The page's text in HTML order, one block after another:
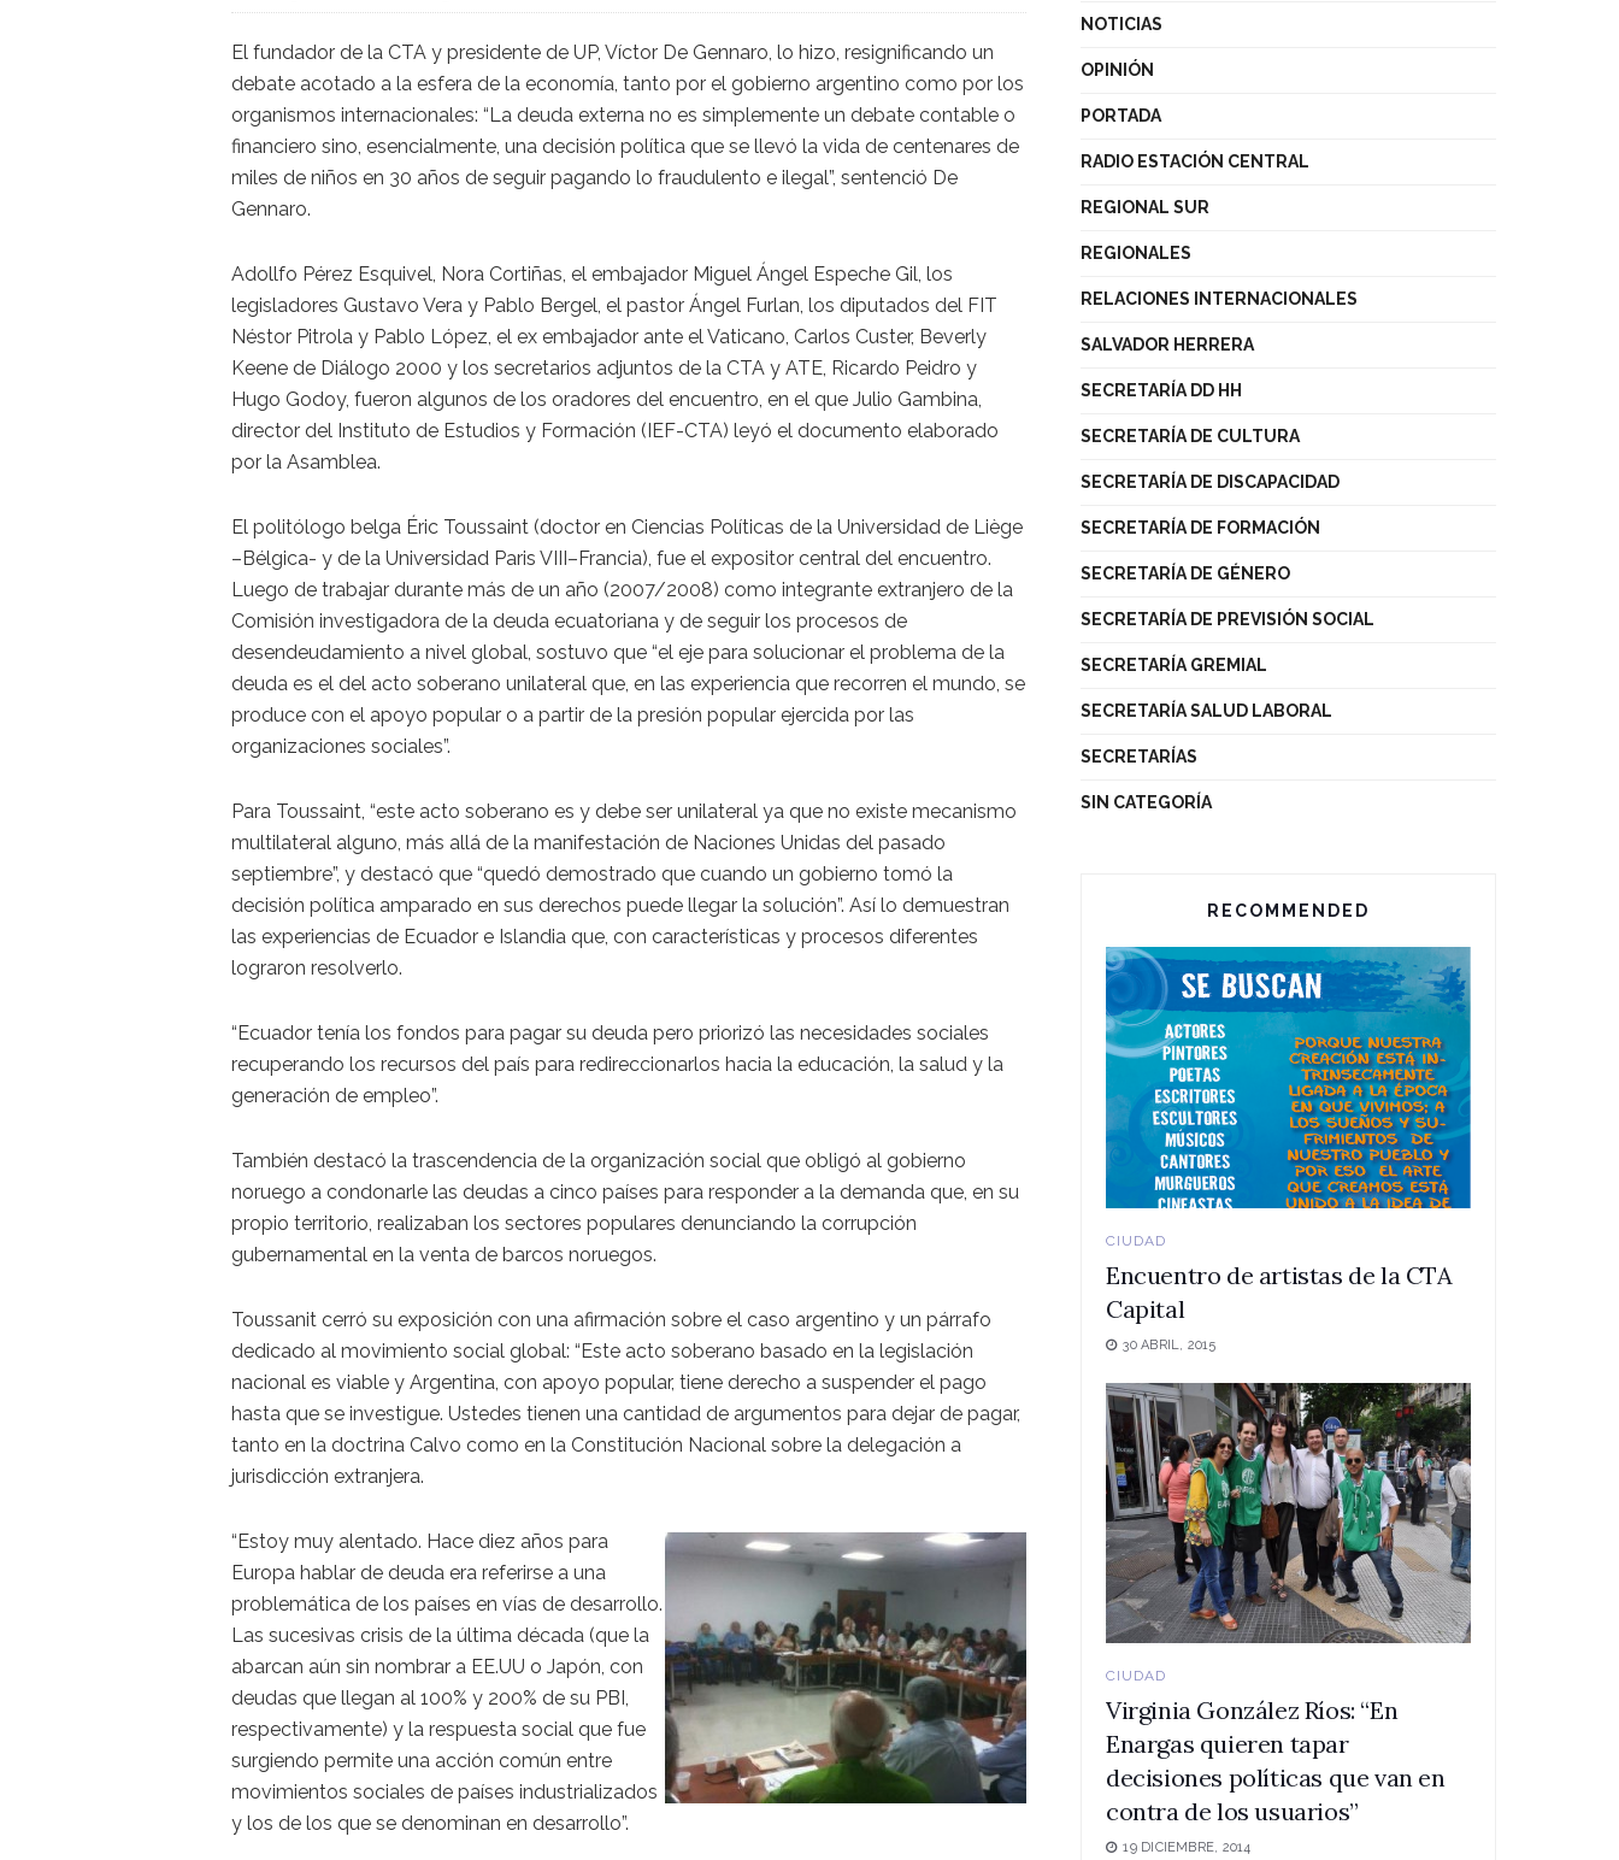
El fundador de la CTA y presidente de UP, Víctor De Gennaro, lo hizo, resignificando un
debate acotado a la esfera de la economía, tanto por el gobierno argentino como por los
organismos internacionales: “La deuda externa no es simplemente un debate contable o
financiero sino, esencialmente, una decisión política que se llevó la vida de centenares de
miles de niños en 30 años de seguir pagando lo fraudulento e ilegal”, sentenció De
Gennaro.
Adollfo Pérez Esquivel, Nora Cortiñas, el embajador Miguel Ángel Espeche Gil, los
legisladores Gustavo Vera y Pablo Bergel, el pastor Ángel Furlan, los diputados del FIT
Néstor Pitrola y Pablo López, el ex embajador ante el Vaticano, Carlos Custer, Beverly
Keene de Diálogo 2000 y los secretarios adjuntos de la CTA y ATE, Ricardo Peidro y
Hugo Godoy, fueron algunos de los oradores del encuentro, en el que Julio Gambina,
director del Instituto de Estudios y Formación (IEF-CTA) leyó el documento elaborado
por la Asamblea.
El politólogo belga Éric Toussaint (doctor en Ciencias Políticas de la Universidad de Liège
–Bélgica- y de la Universidad Paris VIII–Francia), fue el expositor central del encuentro.
Luego de trabajar durante más de un año (2007/2008) como integrante extranjero de la
Comisión investigadora de la deuda ecuatoriana y de seguir los procesos de
desendeudamiento a nivel global, sostuvo que “el eje para solucionar el problema de la
deuda es el del acto soberano unilateral que, en las experiencia que recorren el mundo, se
produce con el apoyo popular o a partir de la presión popular ejercida por las
organizaciones sociales”.
Para Toussaint, “este acto soberano es y debe ser unilateral ya que no existe mecanismo
multilateral alguno, más allá de la manifestación de Naciones Unidas del pasado
septiembre”, y destacó que “quedó demostrado que cuando un gobierno tomó la
decisión política amparado en sus derechos puede llegar la solución”. Así lo demuestran
las experiencias de Ecuador e Islandia que, con características y procesos diferentes
lograron resolverlo.
“Ecuador tenía los fondos para pagar su deuda pero priorizó las necesidades sociales
recuperando los recursos del país para redireccionarlos hacia la educación, la salud y la
generación de empleo”.
También destacó la trascendencia de la organización social que obligó al gobierno
noruego a condonarle las deudas a cinco países para responder a la demanda que, en su
propio territorio, realizaban los sectores populares denunciando la corrupción
gubernamental en la venta de barcos noruegos.
Toussanit cerró su exposición con una afirmación sobre el caso argentino y un párrafo
dedicado al movimiento social global: “Este acto soberano basado en la legislación
nacional es viable y Argentina, con apoyo popular, tiene derecho a suspender el pago
hasta que se investigue. Ustedes tienen una cantidad de argumentos para dejar de pagar,
tanto en la doctrina Calvo como en la Constitución Nacional sobre la delegación a
jurisdicción extranjera.
“Estoy muy alentado. Hace diez años para
Europa hablar de deuda era referirse a una
problemática de los países en vías de desarrollo.
Las sucesivas crisis de la última década (que la
abarcan aún sin nombrar a EE.UU o Japón, con
deudas que llegan al 100% y 200% de su PBI,
respectivamente) y la respuesta social que fue
surgiendo permite una acción común entre
movimientos sociales de países industrializados
y los de los que se denominan en desarrollo”.
NOTICIAS
OPINIÓN
PORTADA
RADIO ESTACIÓN CENTRAL
REGIONAL SUR
REGIONALES
RELACIONES INTERNACIONALES
SALVADOR HERRERA
SECRETARÍA DD HH
SECRETARÍA DE CULTURA
SECRETARÍA DE DISCAPACIDAD
SECRETARÍA DE FORMACIÓN
SECRETARÍA DE GÉNERO
SECRETARÍA DE PREVISIÓN SOCIAL
SECRETARÍA GREMIAL
SECRETARÍA SALUD LABORAL
SECRETARÍAS
SIN CATEGORÍA
RECOMMENDED
CIUDAD
Encuentro de artistas de la CTA
Capital
30 ABRIL, 2015
CIUDAD
Virginia González Ríos: “En
Enargas quieren tapar
decisiones políticas que van en
contra de los usuarios”
19 DICIEMBRE, 2014